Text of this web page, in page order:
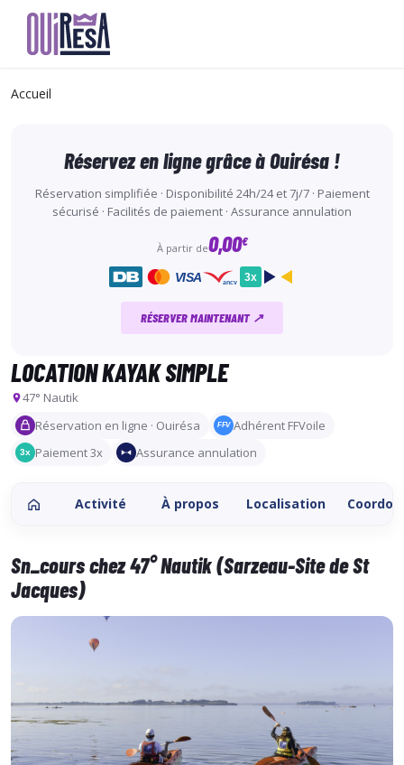
contenu
Accueil
LOCATION KAYAK SIMPLE
47° Nautik
Réservation en ligne · Ouirésa
FFV Adhérent FFVoile
3x Paiement 3x Assurance annulation
Activité À propos Localisation
Sn_cours chez 47° Nautik (Sarzeau-Site de St
Jacques)
Réservez en ligne grâce à Ouirésa !
Réservation simplifiée · Disponibilité 24h/24 et 7j/7 · Paiement
sécurisé · Facilités de paiement · Assurance annulation
À partir de0,00€
VISA ancv 3x
RÉSERVER MAINTENANT ↗